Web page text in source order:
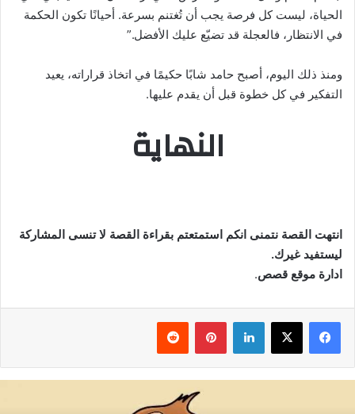
الحياة، ليست كل فرصة يجب أن تُغتنم بسرعة. أحيانًا تكون الحكمة
في الانتظار، فالعجلة قد تضيّع عليك الأفضل.”
ومنذ ذلك اليوم، أصبح حامد شابًا حكيمًا في اتخاذ قراراته، يعيد
التفكير في كل خطوة قبل أن يقدم عليها.
النهاية
انتهت القصة نتمنى انكم استمتعتم بقراءة القصة لا تنسى المشاركة
ليستفيد غيرك.
ادارة موقع قصص.
فيسبوك ‫X لينكدإن بينتيريست